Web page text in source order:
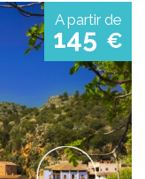
A partir de
145 €